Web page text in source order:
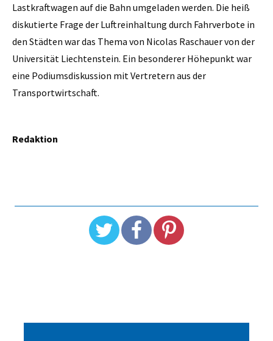
Lastkraftwagen auf die Bahn umgeladen werden. Die heiß
diskutierte Frage der Luftreinhaltung durch Fahrverbote in
den Städten war das Thema von Nicolas Raschauer von der
Universität Liechtenstein. Ein besonderer Höhepunkt war
eine Podiumsdiskussion mit Vertretern aus der
Transportwirtschaft.
Redaktion